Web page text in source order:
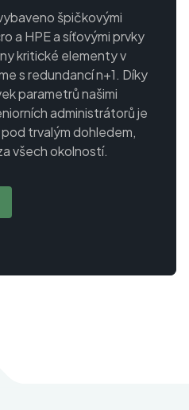
špičkovými
a HPE a síťovými prvky
kritické elementy v
s redundancí n+1. Díky
parametrů našimi
administrátorů je
trvalým dohledem,
všech okolností.